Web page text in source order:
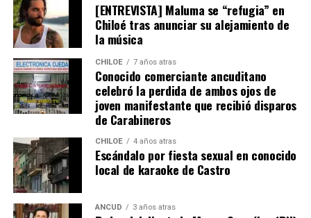
jurídicos, solo le faltaba la inscripción en el Conservador
de Bienes Raíces, pero su tramitación fue rechazada.
El Consejero Francisco Cárcamo insistió que el nuevo
dictamen de Contraloría es una buena noticia para
muchas familias que desde hace un tiempo venían
tramitando la regularización de sus sitios, aunque ahora
también tendrán que responder con algunos requisitos
como por ejemplo tener un periodo de ocupación de la
propiedad por más de 5 años.
“Efectivamente al interpretar el dictamen de
Contraloría, si bien es cierto, permite nuevamente
[ENTREVISTA] Maluma se “refugia” en
Chiloé tras anunciar su alejamiento de
la música
CHILOE 7 años atras
Conocido comerciante ancuditano
celebró la perdida de ambos ojos de
joven manifestante que recibió disparos
de Carabineros
CHILOE 4 años atras
Escándalo por fiesta sexual en conocido
local de karaoke de Castro
ANCUD 3 años atras